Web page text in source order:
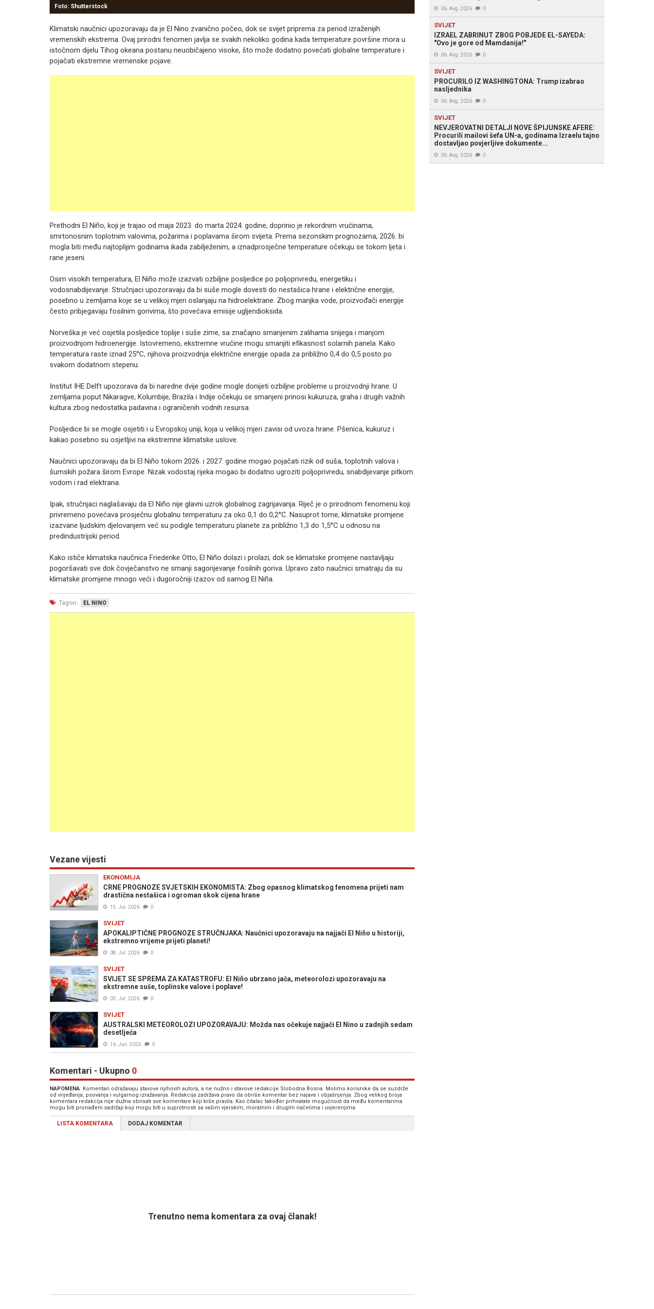
Foto: Shutterstock
Klimatski naučnici upozoravaju da je El Nino zvanično počeo, dok se svijet priprema za period izraženijih
vremenskih ekstrema. Ovaj prirodni fenomen javlja se svakih nekoliko godina kada temperature površine mora u
istočnom dijelu Tihog okeana postanu neuobičajeno visoke, što može dodatno povećati globalne temperature i
pojačati ekstremne vremenske pojave.
Prethodni El Niño, koji je trajao od maja 2023. do marta 2024. godine, doprinio je rekordnim vrućinama,
smrtonosnim toplotnim valovima, požarima i poplavama širom svijeta. Prema sezonskim prognozama, 2026. bi
mogla biti među najtoplijim godinama ikada zabilježenim, a iznadprosječne temperature očekuju se tokom ljeta i
rane jeseni.
Osim visokih temperatura, El Niño može izazvati ozbiljne posljedice po poljoprivredu, energetiku i
vodosnabdijevanje. Stručnjaci upozoravaju da bi suše mogle dovesti do nestašica hrane i električne energije,
posebno u zemljama koje se u velikoj mjeri oslanjaju na hidroelektrane. Zbog manjka vode, proizvođači energije
često pribjegavaju fosilnim gorivima, što povećava emisije ugljendioksida.
Norveška je već osjetila posljedice toplije i suše zime, sa značajno smanjenim zalihama snijega i manjom
proizvodnjom hidroenergije. Istovremeno, ekstremne vrućine mogu smanjiti efikasnost solarnih panela. Kako
temperatura raste iznad 25°C, njihova proizvodnja električne energije opada za približno 0,4 do 0,5 posto po
svakom dodatnom stepenu.
Institut IHE Delft upozorava da bi naredne dvije godine mogle donijeti ozbiljne probleme u proizvodnji hrane. U
zemljama poput Nikaragve, Kolumbije, Brazila i Indije očekuju se smanjeni prinosi kukuruza, graha i drugih važnih
kultura zbog nedostatka padavina i ograničenih vodnih resursa.
Posljedice bi se mogle osjetiti i u Evropskoj uniji, koja u velikoj mjeri zavisi od uvoza hrane. Pšenica, kukuruz i
kakao posebno su osjetljivi na ekstremne klimatske uslove.
Naučnici upozoravaju da bi El Niño tokom 2026. i 2027. godine mogao pojačati rizik od suša, toplotnih valova i
šumskih požara širom Evrope. Nizak vodostaj rijeka mogao bi dodatno ugroziti poljoprivredu, snabdijevanje pitkom
vodom i rad elektrana.
Ipak, stručnjaci naglašavaju da El Niño nije glavni uzrok globalnog zagrijavanja. Riječ je o prirodnom fenomenu koji
privremeno povećava prosječnu globalnu temperaturu za oko 0,1 do 0,2°C. Nasuprot tome, klimatske promjene
izazvane ljudskim djelovanjem već su podigle temperaturu planete za približno 1,3 do 1,5°C u odnosu na
predindustrijski period.
Kako ističe klimatska naučnica Friederike Otto, El Niño dolazi i prolazi, dok se klimatske promjene nastavljaju
pogoršavati sve dok čovječanstvo ne smanji sagorijevanje fosilnih goriva. Upravo zato naučnici smatraju da su
klimatske promjene mnogo veći i dugoročniji izazov od samog El Niña.
Tagovi: EL NINO
Vezane vijesti
EKONOMIJA
CRNE PROGNOZE SVJETSKIH EKONOMISTA: Zbog opasnog klimatskog fenomena prijeti nam
drastična nestašica i ogroman skok cijena hrane
15. Jul. 2026 0
SVIJET
APOKALIPTIČNE PROGNOZE STRUČNJAKA: Naučnici upozoravaju na najjači El Niño u historiji,
ekstremno vrijeme prijeti planeti!
08. Jul. 2026 0
SVIJET
SVIJET SE SPREMA ZA KATASTROFU: El Niño ubrzano jača, meteorolozi upozoravaju na
ekstremne suše, toplinske valove i poplave!
03. Jul. 2026 0
SVIJET
AUSTRALSKI METEOROLOZI UPOZORAVAJU: Možda nas očekuje najjači El Nino u zadnjih sedam
desetljeća
16. Jun. 2026 0
Komentari - Ukupno 0
NAPOMENA: Komentari odražavaju stavove njihovih autora, a ne nužno i stavove redakcije Slobodna Bosna. Molimo korisnike da se suzdrže
od vrijeđanja, psovanja i vulgarnog izražavanja. Redakcija zadržava pravo da obriše komentar bez najave i objašnjenja. Zbog velikog broja
komentara redakcija nije dužna obrisati sve komentare koji krše pravila. Kao čitalac također prihvatate mogućnost da među komentarima
mogu biti pronađeni sadržaji koji mogu biti u suprotnosti sa vašim vjerskim, moralnim i drugim načelima i uvjerenjima.
LISTA KOMENTARA DODAJ KOMENTAR
Trenutno nema komentara za ovaj članak!
06. Avg. 2026 0
SVIJET
IZRAEL ZABRINUT ZBOG POBJEDE EL-SAYEDA:
"Ovo je gore od Mamdanija!"
06. Avg. 2026 0
SVIJET
PROCURILO IZ WASHINGTONA: Trump izabrao
nasljednika
06. Avg. 2026 0
SVIJET
NEVJEROVATNI DETALJI NOVE ŠPIJUNSKE AFERE:
Procurili mailovi šefa UN-a, godinama Izraelu tajno
dostavljao povjerljive dokumente...
06. Avg. 2026 0